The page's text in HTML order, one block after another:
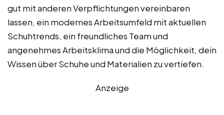
gut mit anderen Verpflichtungen vereinbaren
lassen, ein modernes Arbeitsumfeld mit aktuellen
Schuhtrends, ein freundliches Team und
angenehmes Arbeitsklima und die Möglichkeit, dein
Wissen über Schuhe und Materialien zu vertiefen.
Anzeige